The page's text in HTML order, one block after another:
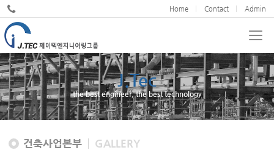
Home Contact Admin
J.Tec
the best engineer, the best technology
건축사업본부 GALLERY